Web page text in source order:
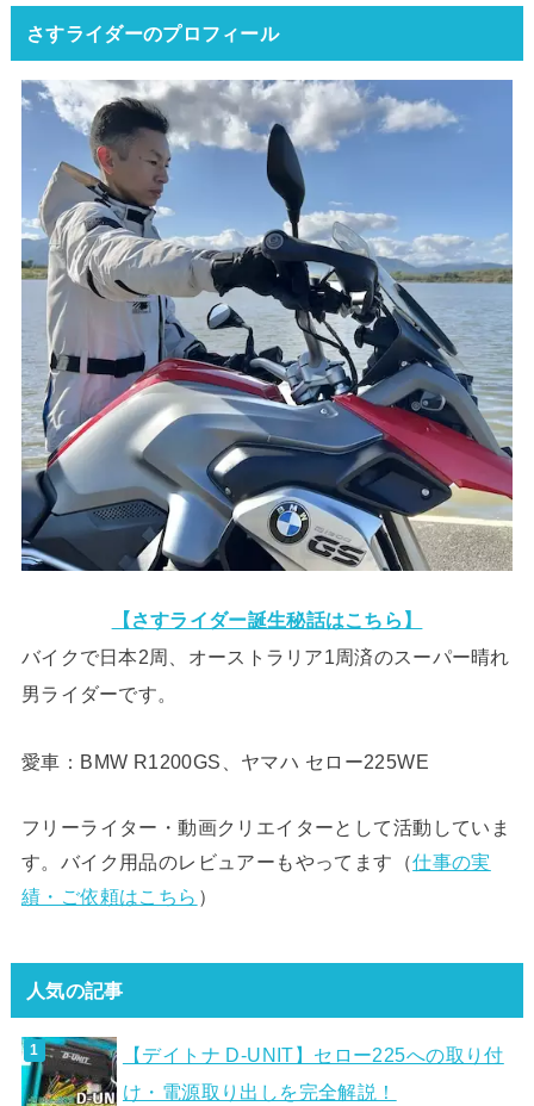
さすライダーのプロフィール
【さすライダー誕生秘話はこちら】
バイクで日本2周、オーストラリア1周済のスーパー晴れ
男ライダーです。
愛車：BMW R1200GS、ヤマハ セロー225WE
フリーライター・動画クリエイターとして活動していま
す。バイク用品のレビュアーもやってます（仕事の実
績・ご依頼はこちら ）
人気の記事
【デイトナ D-UNIT】セロー225への取り付
け・電源取り出しを完全解説！